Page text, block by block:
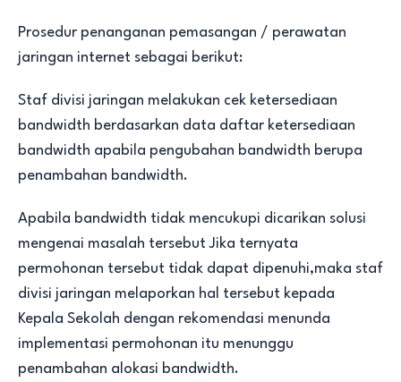
Prosedur penanganan pemasangan / perawatan
jaringan internet sebagai berikut:
Staf divisi jaringan melakukan cek ketersediaan
bandwidth berdasarkan data daftar ketersediaan
bandwidth apabila pengubahan bandwidth berupa
penambahan bandwidth.
Apabila bandwidth tidak mencukupi dicarikan solusi
mengenai masalah tersebut Jika ternyata
permohonan tersebut tidak dapat dipenuhi,maka staf
divisi jaringan melaporkan hal tersebut kepada
Kepala Sekolah dengan rekomendasi menunda
implementasi permohonan itu menunggu
penambahan alokasi bandwidth.